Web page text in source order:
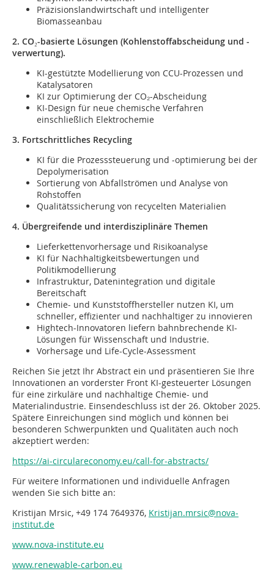
Präzisionslandwirtschaft und intelligenter
Biomasseanbau
2. CO₂-basierte Lösungen (Kohlenstoffabscheidung und -
verwertung).
KI-gestützte Modellierung von CCU-Prozessen und
Katalysatoren
KI zur Optimierung der CO₂-Abscheidung
KI-Design für neue chemische Verfahren
einschließlich Elektrochemie
3. Fortschrittliches Recycling
KI für die Prozesssteuerung und -optimierung bei der
Depolymerisation
Sortierung von Abfallströmen und Analyse von
Rohstoffen
Qualitätssicherung von recycelten Materialien
4. Übergreifende und interdisziplinäre Themen
Lieferkettenvorhersage und Risikoanalyse
KI für Nachhaltigkeitsbewertungen und
Politikmodellierung
Infrastruktur, Datenintegration und digitale
Bereitschaft
Chemie- und Kunststoffhersteller nutzen KI, um
schneller, effizienter und nachhaltiger zu innovieren
Hightech-Innovatoren liefern bahnbrechende KI-
Lösungen für Wissenschaft und Industrie.
Vorhersage und Life-Cycle-Assessment
Reichen Sie jetzt Ihr Abstract ein und präsentieren Sie Ihre
Innovationen an vorderster Front KI-gesteuerter Lösungen
für eine zirkuläre und nachhaltige Chemie- und
Materialindustrie. Einsendeschluss ist der 26. Oktober 2025.
Spätere Einreichungen sind möglich und können bei
besonderen Schwerpunkten und Qualitäten auch noch
akzeptiert werden:
https://ai-circulareconomy.eu/call-for-abstracts/
Für weitere Informationen und individuelle Anfragen
wenden Sie sich bitte an:
Kristijan Mrsic, +49 174 7649376, Kristijan.mrsic@nova-
institut.de
www.nova-institute.eu
www.renewable-carbon.eu